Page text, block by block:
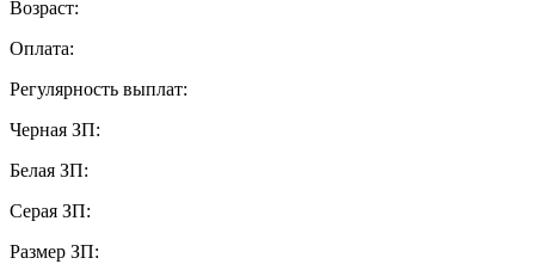
Возраст:
Оплата:
Регулярность выплат:
Черная ЗП:
Белая ЗП:
Серая ЗП:
Размер ЗП: